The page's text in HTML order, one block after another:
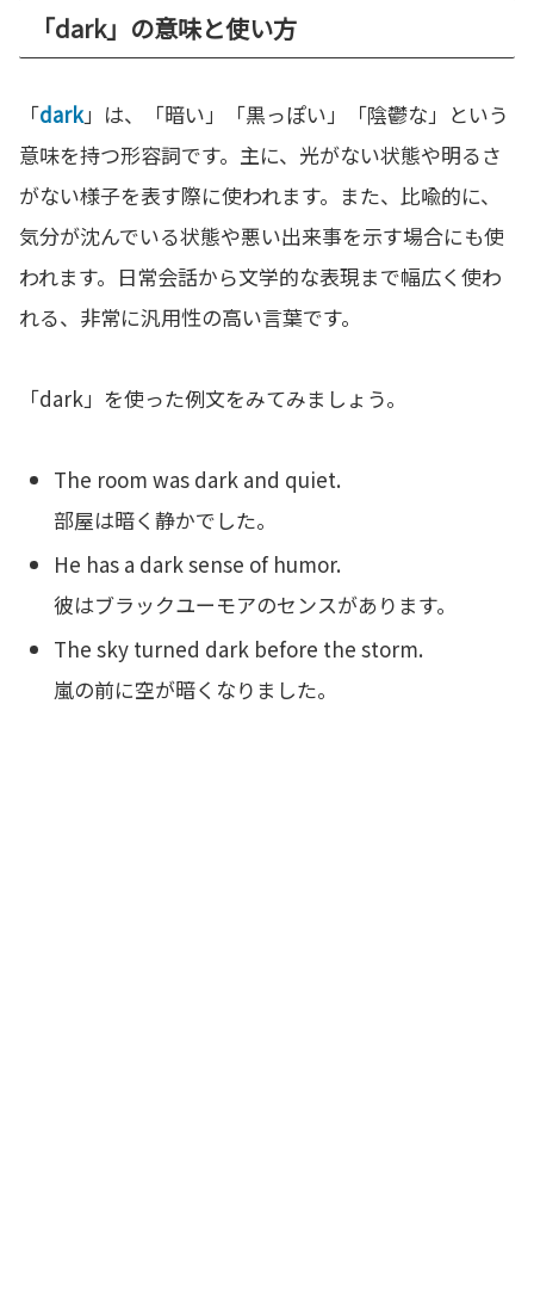
「dark」の意味と使い方
「dark」は、「暗い」「黒っぽい」「陰鬱な」という
意味を持つ形容詞です。主に、光がない状態や明るさ
がない様子を表す際に使われます。また、比喩的に、
気分が沈んでいる状態や悪い出来事を示す場合にも使
われます。日常会話から文学的な表現まで幅広く使わ
れる、非常に汎用性の高い言葉です。
「dark」を使った例文をみてみましょう。
The room was dark and quiet.
部屋は暗く静かでした。
He has a dark sense of humor.
彼はブラックユーモアのセンスがあります。
The sky turned dark before the storm.
嵐の前に空が暗くなりました。